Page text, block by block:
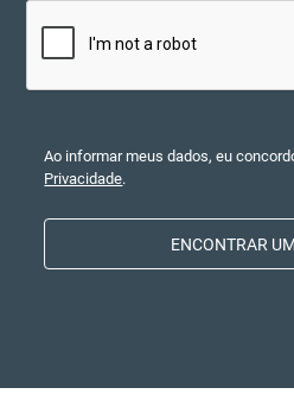
Ao informar meus dados, eu
Privacidade.
ENCONTRAR